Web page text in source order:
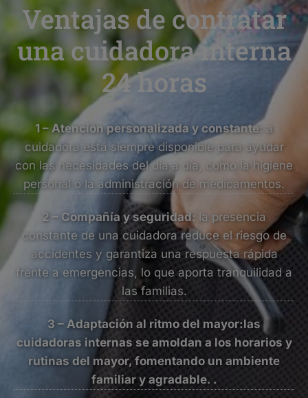
Ventajas de contratar
una cuidadora interna
24 horas
1 – Atención personalizada y constante: a
cuidadora está siempre disponible para ayudar
con las necesidades del día a día, como la higiene
personal o la administración de medicamentos.
2 – Compañía y seguridad: la presencia
constante de una cuidadora reduce el riesgo de
accidentes y garantiza una respuesta rápida
frente a emergencias, lo que aporta tranquilidad a
las familias.
3 – Adaptación al ritmo del mayor:las
cuidadoras internas se amoldan a los horarios y
rutinas del mayor, fomentando un ambiente
familiar y agradable. .